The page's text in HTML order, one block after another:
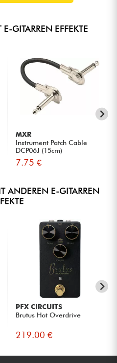
GITARREN EFFEKTE
MXR
Instrument Patch Cable
DCP06J (15cm)
7.75 €
ANDEREN E-GITARREN
PFX CIRCUITS
Brutus Hot Overdrive
219.00 €